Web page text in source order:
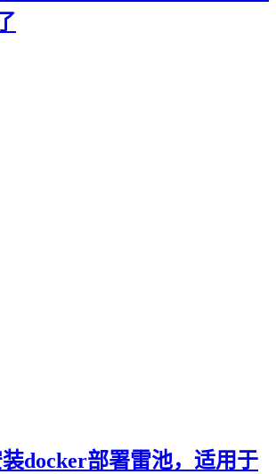
docker部署雷池，适用于